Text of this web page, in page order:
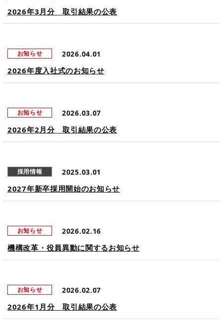
2026年3月分 取引結果の公表
お知らせ 2026.04.01
2026年度入社式のお知らせ
お知らせ 2026.03.07
2026年2月分 取引結果の公表
採用情報 2025.03.01
2027年新卒採用開始のお知らせ
お知らせ 2026.02.16
機構改革・役員異動に関するお知らせ
お知らせ 2026.02.07
2026年1月分 取引結果の公表